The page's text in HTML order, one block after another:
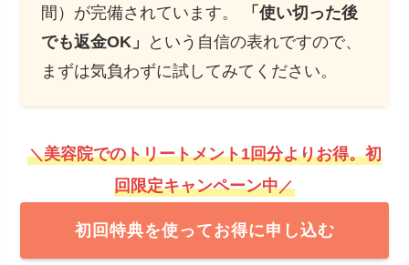
間）が完備されています。
「使い切った後
でも返金OK」
という自信の表れですので、
まずは気負わずに試してみてください。
＼美容院でのトリートメント1回分よりお得。初
回限定キャンペーン中／
初回特典を使ってお得に申し込む